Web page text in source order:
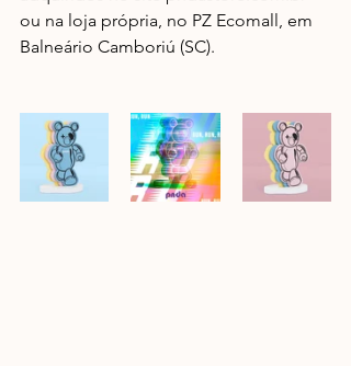
ou na loja própria, no PZ Ecomall, em
Balneário Camboriú (SC).